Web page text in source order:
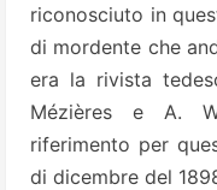
riconosciuto in
di mordente che
era la rivista
Mézières e A.
riferimento per
di dicembre del